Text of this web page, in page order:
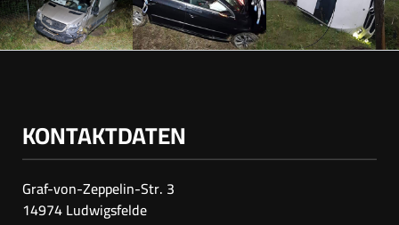
KONTAKTDATEN
Graf-von-Zeppelin-Str. 3
14974 Ludwigsfelde